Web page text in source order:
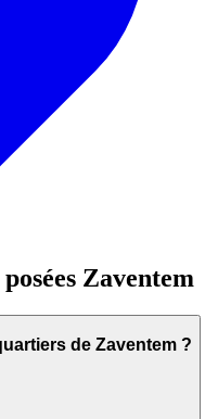
Zaventem
de Zaventem ?